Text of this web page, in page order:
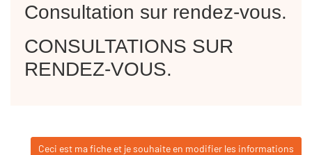
Consultation sur rendez-vous.
CONSULTATIONS SUR
RENDEZ-VOUS.
Ceci est ma fiche et je souhaite en modifier les informations